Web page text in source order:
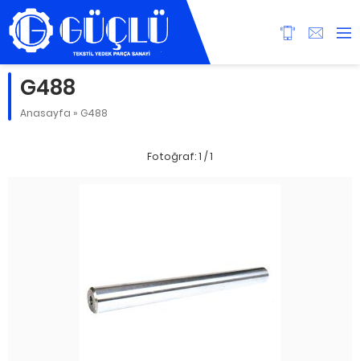
G488
Anasayfa » G488
Fotoğraf: 1 / 1